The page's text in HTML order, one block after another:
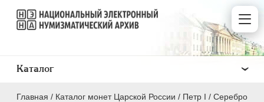
Главная / Каталог монет Царской России / Пeтр I / Серебро
Каталог